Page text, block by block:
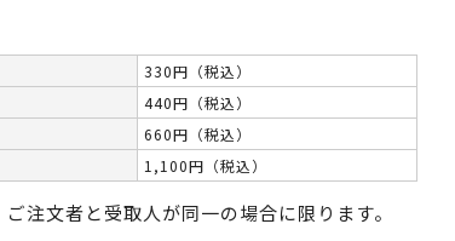
330円（税込）
440円（税込）
660円（税込）
1,100円（税込）
注文者と受取人が同一の場合に限ります。